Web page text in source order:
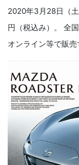
2020年3月28日（
円（税込み）。 全
オンライン等で販売